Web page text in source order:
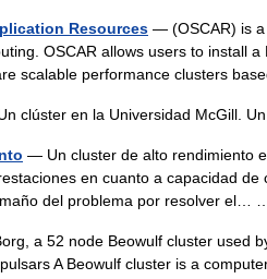
Resources — (OSCAR) is a
OSCAR allows users to install
scalable performance clusters
clúster en la Universidad McGill.
— Un cluster de alto rendimiento
en cuanto a capacidad
del problema por resolver el…
a 52 node Beowulf cluster used
A Beowulf cluster is a